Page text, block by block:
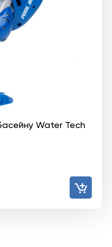
Water Tech